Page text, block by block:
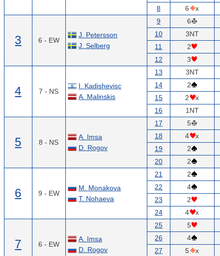
8
6 x
3 6 - EW
J. Petersson
J. Selberg
9
6
10
3NT
11
2
12
3
4 7 - NS
I. Kadishevisc
A. Malinskis
13
3NT
14
2
15
2
x
16
1NT
5 8 - NS
A. Imsa
D. Rogov
17
5
18
4
x
19
2
20
2
6 9 - EW
M. Monakova
T. Nohaeva
21
2
22
4
23
2
24
4 x
7 6 - EW
A. Imsa
D. Rogov
25
5
26
4
27
5
x